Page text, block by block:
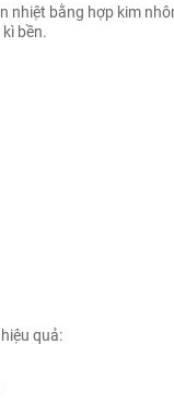
nhiệt bằng hợp kim
bền.
quả: